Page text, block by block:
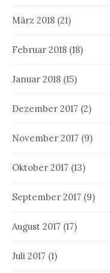
März 2018 (21)
Februar 2018 (18)
Januar 2018 (15)
Dezember 2017 (2)
November 2017 (9)
Oktober 2017 (13)
September 2017 (9)
August 2017 (17)
Juli 2017 (1)